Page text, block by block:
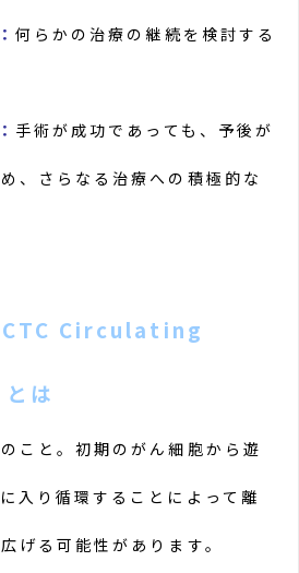
何らかの治療の継続を検討する
手術が成功であっても、予後が
、さらなる治療への積極的な
CTC Circulating
は
こと。初期のがん細胞から遊
入り循環することによって離
げる可能性があります。